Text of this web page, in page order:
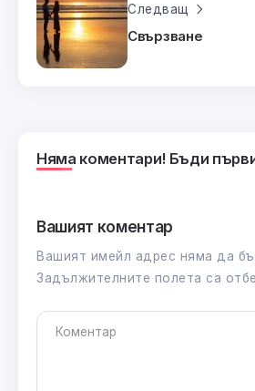
Следващ
Свързване
Няма коментари! Бъди
Вашият коментар
Вашият имейл адрес няма да
Задължителните полета са